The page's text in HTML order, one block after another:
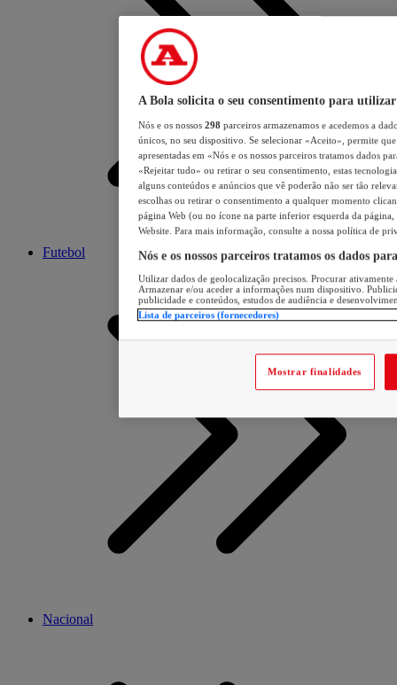
Futebol
Nacional
A Bola solicita o seu consentimento para utilizar
Nós e os nossos 298 parceiros armazenamos e acedemos a
únicos, no seu dispositivo. Se selecionar «Aceito», permite
apresentadas em «Nós e os nossos parceiros tratamos dados
«Rejeitar tudo» ou retirar o seu consentimento, estas
alguns conteúdos e anúncios que vê poderão não ser tão
escolhas ou retirar o consentimento a qualquer momento
página Web (ou no ícone na parte inferior esquerda da página,
Website. Para mais informação, consulte a nossa política de
Nós e os nossos parceiros tratamos os dados
Utilizar dados de geolocalização precisos. Procurar
Armazenar e/ou aceder a informações num dispositivo.
publicidade e conteúdos, estudos de audiência e
Lista de parceiros (fornecedores)
Mostrar finalidades